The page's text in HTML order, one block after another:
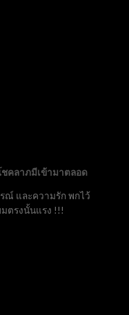
คลาภมีเข้ามาตลอด
ณ์ และความรัก พกไว้
ตรงนั้นแรง !!!